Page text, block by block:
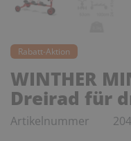
Rabatt-Aktion
WINTHER
Dreirad für
Artikelnummer